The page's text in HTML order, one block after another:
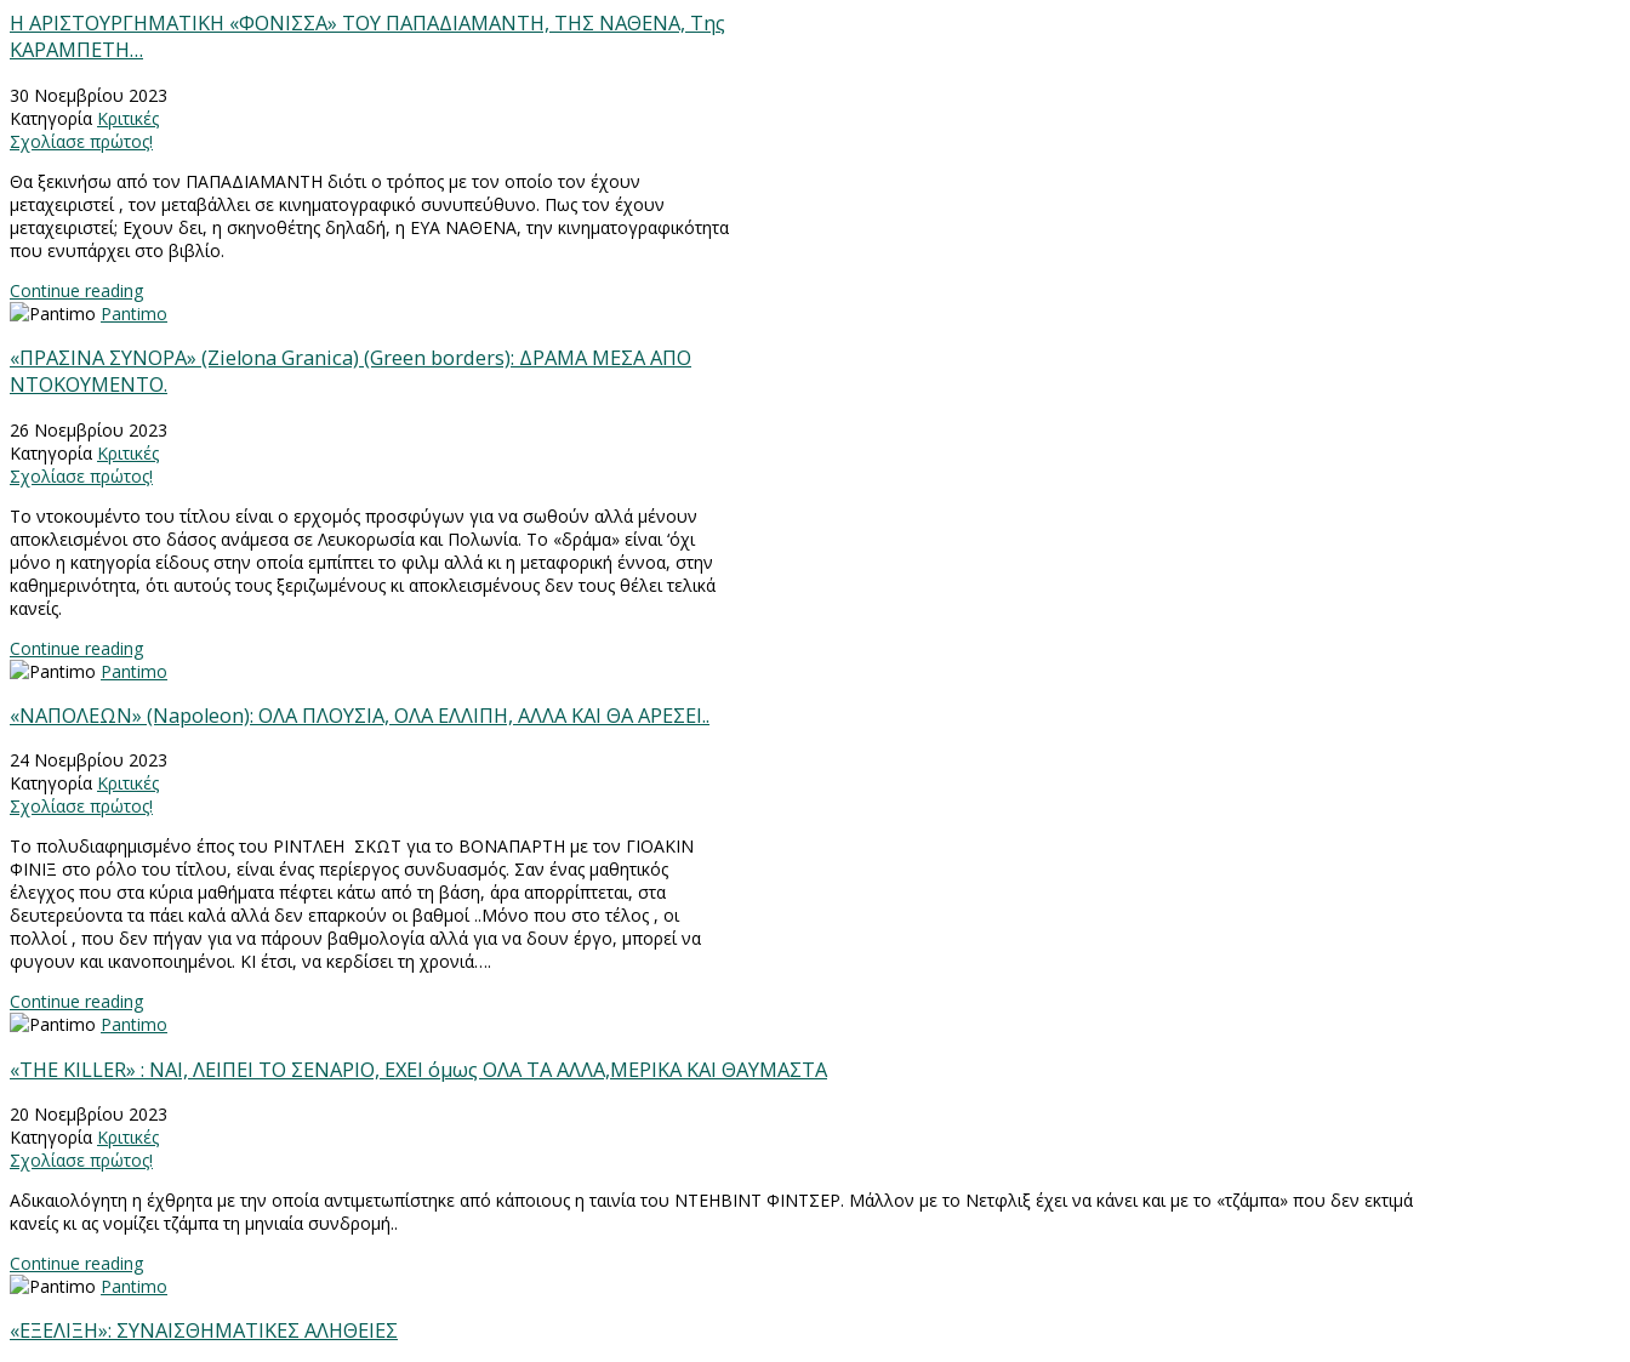
Η ΑΡΙΣΤΟΥΡΓΗΜΑΤΙΚΗ «ΦΟΝΙΣΣΑ» ΤΟΥ ΠΑΠΑΔΙΑΜΑΝΤΗ, ΤΗΣ ΝΑΘΕΝΑ, Της
ΚΑΡΑΜΠΕΤΗ…
30 Νοεμβρίου 2023
Κατηγορία Κριτικές
Σχολίασε πρώτος!
Θα ξεκινήσω από τον ΠΑΠΑΔΙΑΜΑΝΤΗ διότι ο τρόπος με τον οποίο τον έχουν
μεταχειριστεί , τον μεταβάλλει σε κινηματογραφικό συνυπεύθυνο. Πως τον έχουν
μεταχειριστεί; Εχουν δει, η σκηνοθέτης δηλαδή, η ΕΥΑ ΝΑΘΕΝΑ, την κινηματογραφικότητα
που ενυπάρχει στο βιβλίο.
Continue reading
Pantimo
«ΠΡΑΣΙΝΑ ΣΥΝΟΡΑ» (Zielona Granica) (Green borders): ΔΡΑΜΑ ΜΕΣΑ ΑΠΟ
ΝΤΟΚΟΥΜΕΝΤΟ.
26 Νοεμβρίου 2023
Κατηγορία Κριτικές
Σχολίασε πρώτος!
Το ντοκουμέντο του τίτλου είναι ο ερχομός προσφύγων για να σωθούν αλλά μένουν
αποκλεισμένοι στο δάσος ανάμεσα σε Λευκορωσία και Πολωνία. Το «δράμα» είναι ‘όχι
μόνο η κατηγορία είδους στην οποία εμπίπτει το φιλμ αλλά κι η μεταφορική έννοα, στην
καθημερινότητα, ότι αυτούς τους ξεριζωμένους κι αποκλεισμένους δεν τους θέλει τελικά
κανείς.
Continue reading
Pantimo
«ΝΑΠΟΛΕΩΝ» (Napoleon): ΟΛΑ ΠΛΟΥΣΙΑ, ΟΛΑ ΕΛΛΙΠΗ, ΑΛΛΑ ΚΑΙ ΘΑ ΑΡΕΣΕΙ..
24 Νοεμβρίου 2023
Κατηγορία Κριτικές
Σχολίασε πρώτος!
Το πολυδιαφημισμένο έπος του ΡΙΝΤΛΕΗ ΣΚΩΤ για το ΒΟΝΑΠΑΡΤΗ με τον ΓΙΟΑΚΙΝ
ΦΙΝΙΞ στο ρόλο του τίτλου, είναι ένας περίεργος συνδυασμός. Σαν ένας μαθητικός
έλεγχος που στα κύρια μαθήματα πέφτει κάτω από τη βάση, άρα απορρίπτεται, στα
δευτερεύοντα τα πάει καλά αλλά δεν επαρκούν οι βαθμοί ..Μόνο που στο τέλος , οι
πολλοί , που δεν πήγαν για να πάρουν βαθμολογία αλλά για να δουν έργο, μπορεί να
φυγουν και ικανοποιημένοι. ΚΙ έτσι, να κερδίσει τη χρονιά….
Continue reading
Pantimo
«ΤΗΕ KILLER» : ΝΑΙ, ΛΕΙΠΕΙ ΤΟ ΣΕΝΑΡΙΟ, ΕΧΕΙ όμως ΟΛΑ ΤΑ ΑΛΛΑ,ΜΕΡΙΚΑ ΚΑΙ ΘΑΥΜΑΣΤΑ
20 Νοεμβρίου 2023
Κατηγορία Κριτικές
Σχολίασε πρώτος!
Αδικαιολόγητη η έχθρητα με την οποία αντιμετωπίστηκε από κάποιους η ταινία του ΝΤΕΗΒΙΝΤ ΦΙΝΤΣΕΡ. Μάλλον με το Νετφλιξ έχει να κάνει και με το «τζάμπα» που δεν εκτιμά
κανείς κι ας νομίζει τζάμπα τη μηνιαία συνδρομή..
Continue reading
Pantimo
«ΕΞΕΛΙΞΗ»: ΣΥΝΑΙΣΘΗΜΑΤΙΚΕΣ ΑΛΗΘΕΙΕΣ